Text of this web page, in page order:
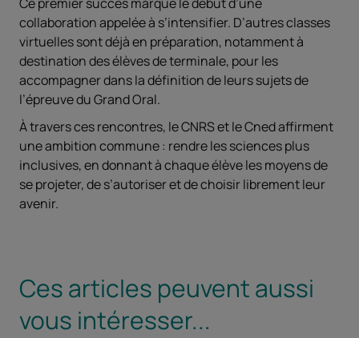
Ce premier succès marque le début d’une
collaboration appelée à s’intensifier. D’autres classes
virtuelles sont déjà en préparation, notamment à
destination des élèves de terminale, pour les
accompagner dans la définition de leurs sujets de
l’épreuve du Grand Oral.
À travers ces rencontres, le CNRS et le Cned affirment
une ambition commune : rendre les sciences plus
inclusives, en donnant à chaque élève les moyens de
se projeter, de s’autoriser et de choisir librement leur
avenir.
Ces articles peuvent aussi
vous intéresser...